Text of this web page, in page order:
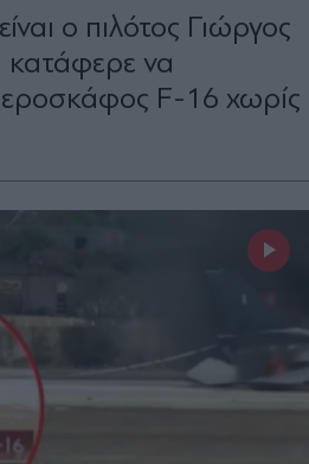
ο πιλότος Γιώργος
κατάφερε να
F-16 χωρίς